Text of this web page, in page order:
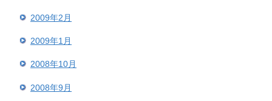
2009年2月
2009年1月
2008年10月
2008年9月